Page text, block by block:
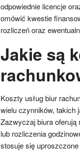
odpowiednie licencje
omówić kwestie
rozliczeń oraz
Jakie są
Koszty usług biur
wielu czynników, takich
Zazwyczaj biura oferują
lub rozliczenia
stosuje się